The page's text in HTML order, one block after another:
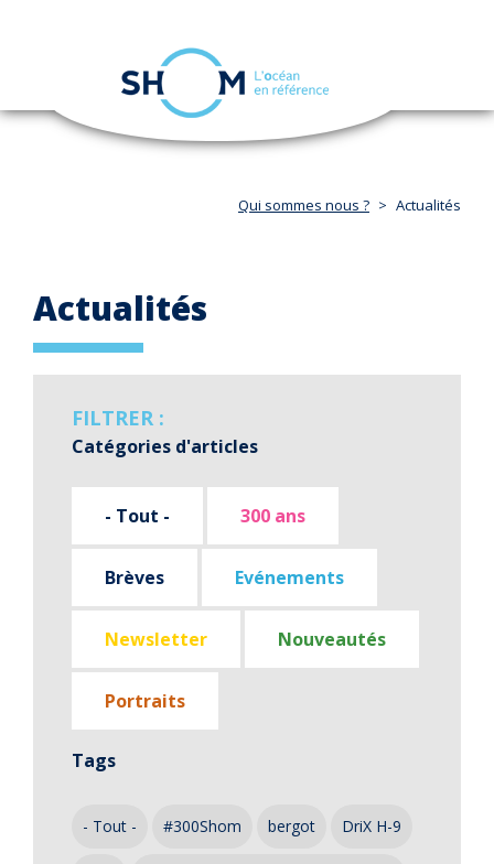
Aller
navigation
Qui sommes nous ? Actualités
Actualités
FILTRER :
Catégories d'articles
- Tout - 300 ans
Brèves Evénements
Newsletter Nouveautés
Portraits
Tags
- Tout - #300Shom bergot DriX H-9